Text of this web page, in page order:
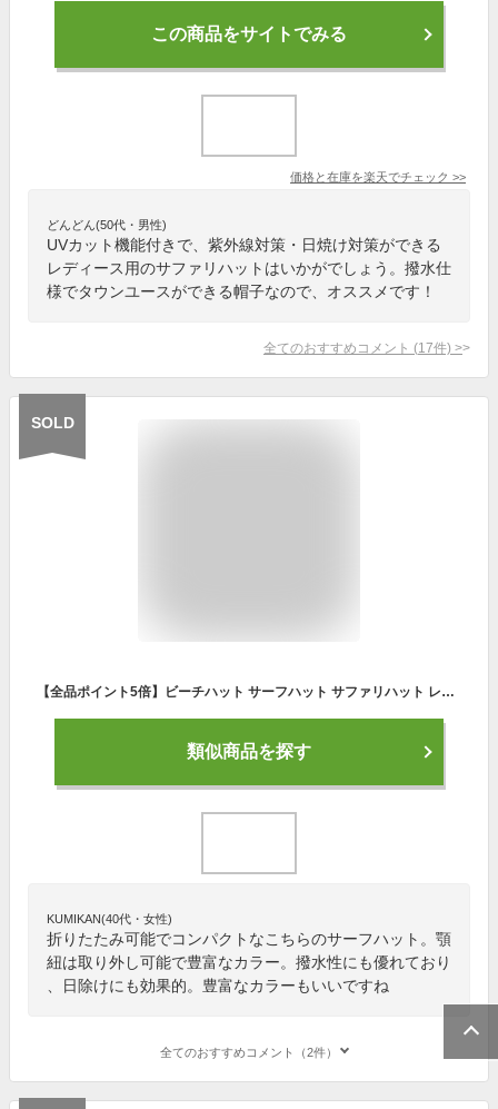
この商品をサイトでみる
価格と在庫を楽天でチェック >>
どんどん(50代・男性)
UVカット機能付きで、紫外線対策・日焼け対策ができる
レディース用のサファリハットはいかがでしょう。撥水仕
様でタウンユースができる帽子なので、オススメです！
全てのおすすめコメント (17件) >
SOLD
【全品ポイント5倍】ビーチハット サーフハット サファリハット レディース 向けサイズ 海 帽子 熱中症 対策 プール サーフィン SUP 海水浴 頭周り57cm 夏フェス 折りたたみ 取り外しOKのあご紐 日よけ
類似商品を探す
KUMIKAN(40代・女性)
折りたたみ可能でコンパクトなこちらのサーフハット。顎
紐は取り外し可能で豊富なカラー。撥水性にも優れており
、日除けにも効果的。豊富なカラーもいいですね
全てのおすすめコメント（2件）